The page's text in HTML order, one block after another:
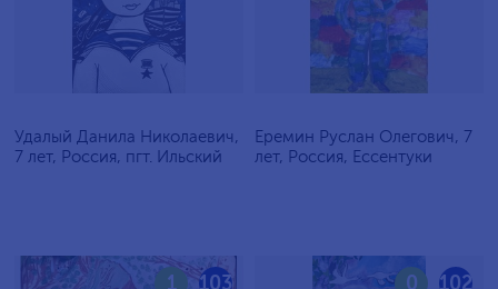
Удалый Данила Николаевич,
7 лет, Россия, пгт. Ильский
Еремин Руслан Олегович, 7
лет, Россия, Ессентуки
103
1 102
0